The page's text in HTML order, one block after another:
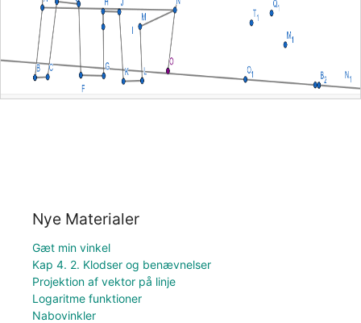
Nye Materialer
Gæt min vinkel
Kap 4. 2. Klodser og benævnelser
Projektion af vektor på linje
Logaritme funktioner
Nabovinkler